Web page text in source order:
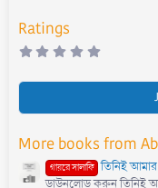
Ratings
0
0
(
s
)
More books from
গায়রে সালাফি তিনিই
ডাউনলোড করুন তিনিই